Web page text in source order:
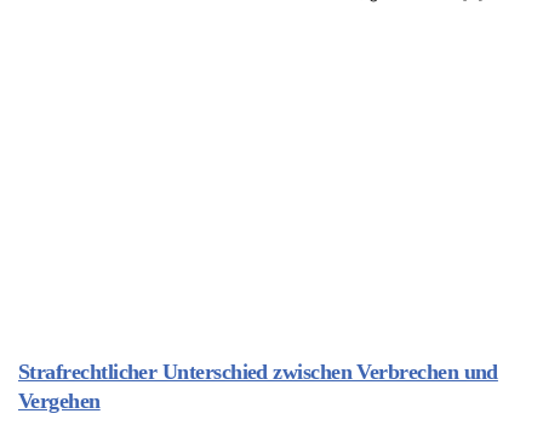
Strafrechtlicher Unterschied zwischen Verbrechen und
Vergehen